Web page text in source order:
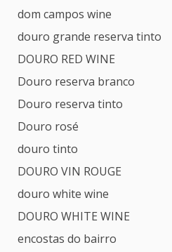
dom campos wine
douro grande reserva tinto
DOURO RED WINE
Douro reserva branco
Douro reserva tinto
Douro rosé
douro tinto
DOURO VIN ROUGE
douro white wine
DOURO WHITE WINE
encostas do bairro